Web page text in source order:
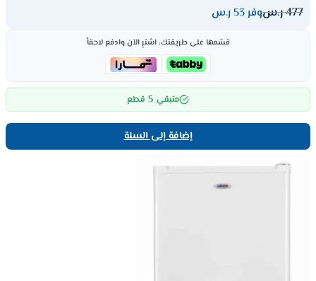
477ر.سوفر 53 ر.س
قسّمها على طريقتك، اشترِ الآن وادفع لاحقاً
متبقي 5 قطع
إضافة إلى السلة